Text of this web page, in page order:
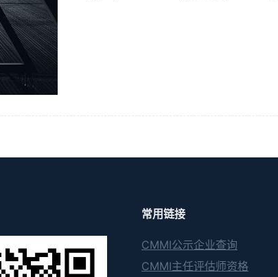
常用链接
CMMI公示企业查询
CMMI主任评估师资格